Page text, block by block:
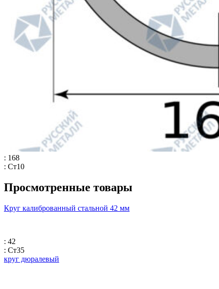
: 168
: Ст10
Просмотренные товары
Круг калиброванный стальной 42 мм
: 42
: Ст35
круг дюралевый